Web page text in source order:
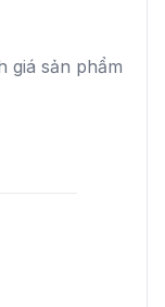
giá sản phẩm